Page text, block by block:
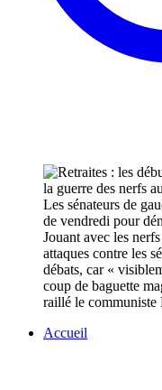
Les sénateurs de
de vendredi pour
Jouant avec les
attaques contre les
débats, car «
coup de baguette
raillé le communiste
Accueil